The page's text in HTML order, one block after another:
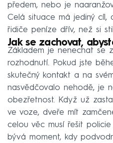
předem, nebo je
Celá situace má jediný cíl,
řidiče peníze dřív, než si
Jak se zachovat,
Základem je nenechat se
rozhodnutí. Pokud jste
skutečný kontakt a na
nasvědčovalo nehodě, je
obezřetnost. Když už
ve voze, dveře mít
celou věc musí řešit
bývá moment, kdy